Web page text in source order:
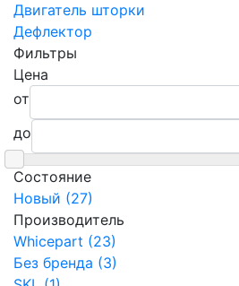
Двигатель шторки
Дефлектор
Фильтры
Цена
от
до
Состояние
Новый (27)
Производитель
Whicepart (23)
Без бренда (3)